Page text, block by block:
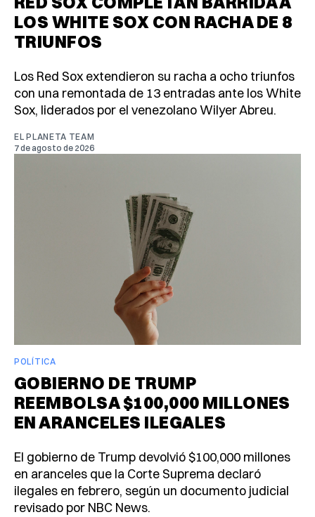
LOS WHITE SOX CON RACHA DE 8
TRIUNFOS
Los Red Sox extendieron su racha a ocho triunfos
con una remontada de 13 entradas ante los White
Sox, liderados por el venezolano Wilyer Abreu.
EL PLANETA TEAM
7 de agosto de 2026
POLÍTICA
GOBIERNO DE TRUMP
REEMBOLSA $100,000 MILLONES
EN ARANCELES ILEGALES
El gobierno de Trump devolvió $100,000 millones
en aranceles que la Corte Suprema declaró
ilegales en febrero, según un documento judicial
revisado por NBC News.